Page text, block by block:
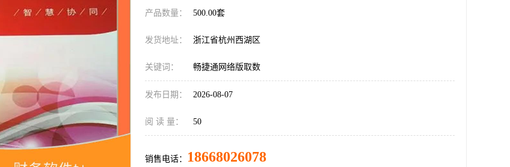
产品数量： 500.00套
发货地址： 浙江省杭州西湖区
关键词： 畅捷通网络版取数
发布日期： 2026-08-07
阅 读 量： 50
销售电话： 18668026078